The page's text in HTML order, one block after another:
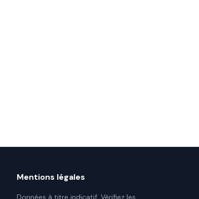
Mentions légales
Données à titre indicatif. Vérifiez les